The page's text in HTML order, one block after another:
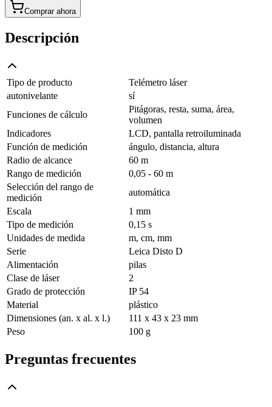
Comprar ahora
Descripción
Tipo de producto
Telémetro láser
autonivelante
sí
Funciones de cálculo
Pitágoras, resta, suma, área,
volumen
Indicadores
LCD, pantalla retroiluminada
Función de medición
ángulo, distancia, altura
Radio de alcance
60 m
Rango de medición
0,05 - 60 m
Selección del rango de
medición
automática
Escala
1 mm
Tipo de medición
0,15 s
Unidades de medida
m, cm, mm
Serie
Leica Disto D
Alimentación
pilas
Clase de láser
2
Grado de protección
IP 54
Material
plástico
Dimensiones (an. x al. x l.)
111 x 43 x 23 mm
Peso
100 g
Preguntas frecuentes